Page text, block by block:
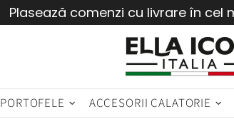
Plasează comenzi cu livrare în cel
PORTOFELE ACCESORII CALATORIE